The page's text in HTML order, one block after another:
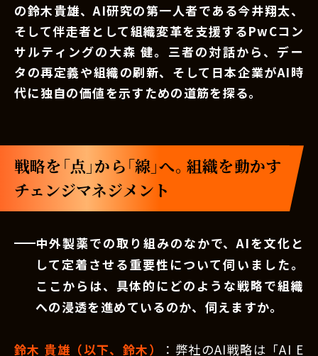
の鈴木貴雄、AI研究の第一人者である今井翔太、
そして伴走者として組織変革を支援するPwCコン
サルティングの大森 健。三者の対話から、デー
タの再定義や組織の刷新、そして日本企業がAI時
代に独自の価値を示すための道筋を探る。
戦略を「点」から「線」へ。組織を動かす
チェンジマネジメント
中外製薬での取り組みのなかで、AIを文化と
して定着させる重要性について伺いました。
ここからは、具体的にどのような戦略で組織
への浸透を進めているのか、伺えますか。
鈴木 貴雄（以下、鈴木）
：弊社のAI戦略は「AI E